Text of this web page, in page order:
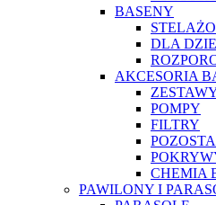
BASENY
DLA
AKCESORIA
POMPY
FILTRY
CHEMIA
PAWILONY I